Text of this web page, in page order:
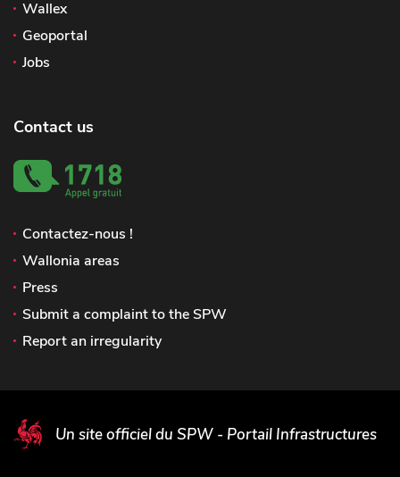
Wallex
Geoportal
Jobs
Contact us
Contactez-nous !
Wallonia areas
Press
Submit a complaint to the SPW
Report an irregularity
Un site officiel du SPW - Portail Infrastructures